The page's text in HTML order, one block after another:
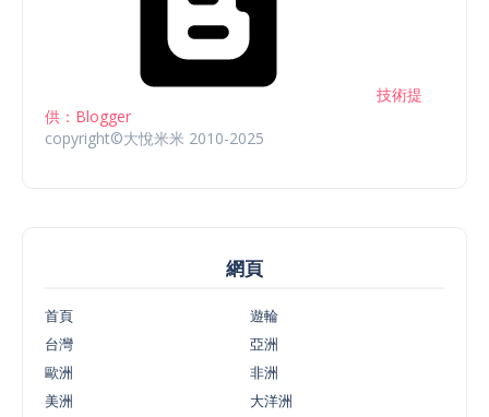
技術提
供：Blogger
copyright©大悅米米 2010-2025
網頁
首頁
遊輪
台灣
亞洲
歐洲
非洲
美洲
大洋洲